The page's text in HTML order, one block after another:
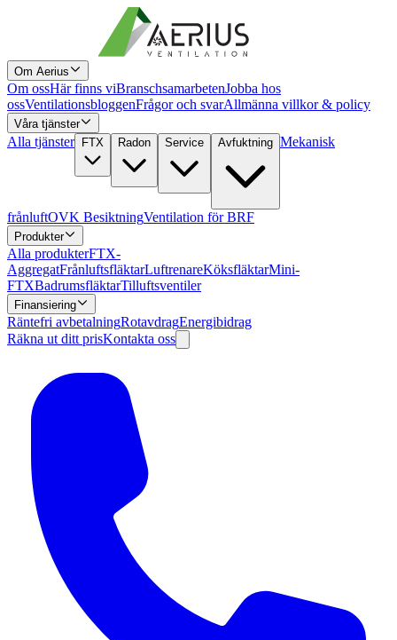
Om Aerius
Om ossHär finns viBranschsamarbetenJobba hos
ossVentilationsbloggenFrågor och svarAllmänna villkor & policy
Våra tjänster
Alla tjänster FTX Radon Service Avfuktning Mekanisk
frånluftOVK BesiktningVentilation för BRF
Produkter
Alla produkterFTX-
AggregatFrånluftsfläktarLuftrenareKöksfläktarMini-
FTXBadrumsfläktarTilluftsventiler
Finansiering
Räntefri avbetalningRotavdragEnergibidrag
Räkna ut ditt prisKontakta oss